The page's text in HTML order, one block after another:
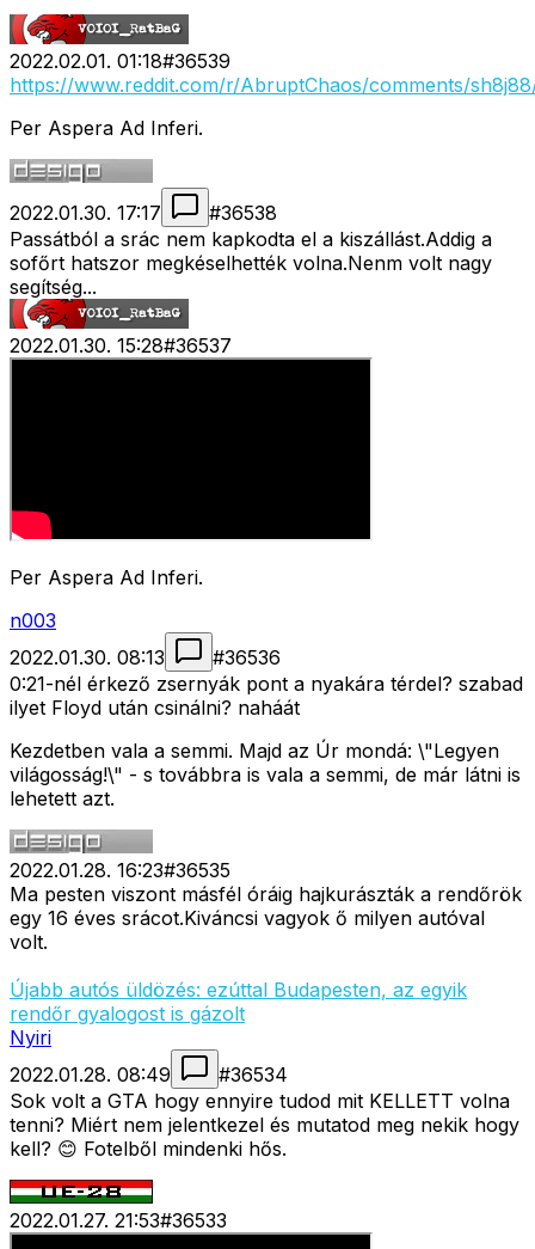
2022.02.01. 01:18#36539
https://www.reddit.com/r/AbruptChaos/comments/
Per Aspera Ad Inferi.
2022.01.30. 17:17 #36538
Passátból a srác nem kapkodta el a kiszállást.Addig a
sofőrt hatszor megkéselhették volna.Nenm volt nagy
segítség...
2022.01.30. 15:28#36537
Per Aspera Ad Inferi.
n003
2022.01.30. 08:13
#36536
0:21-nél érkező zsernyák pont a nyakára térdel? szabad
ilyet Floyd után csinálni? naháát
Kezdetben vala a semmi. Majd az Úr mondá: \"Legyen
világosság!\" - s továbbra is vala a semmi, de már látni is
lehetett azt.
2022.01.28. 16:23#36535
Ma pesten viszont másfél óráig hajkurászták a rendőrök
egy 16 éves srácot.Kiváncsi vagyok ő milyen autóval
volt.
Újabb autós üldözés: ezúttal Budapesten, az egyik
rendőr gyalogost is gázolt
Nyiri
2022.01.28. 08:49
#36534
Sok volt a GTA hogy ennyire tudod mit KELLETT volna
tenni? Miért nem jelentkezel és mutatod meg nekik hogy
kell? 😊 Fotelből mindenki hős.
2022.01.27. 21:53#36533